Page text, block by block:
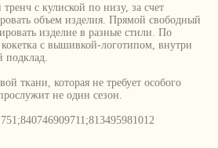
с кулиской по низу, за счет
объем изделия. Прямой свободный
изделие в разные стили. По
с вышивкой-логотипом, внутри
ткани, которая не требует особого
не один сезон.